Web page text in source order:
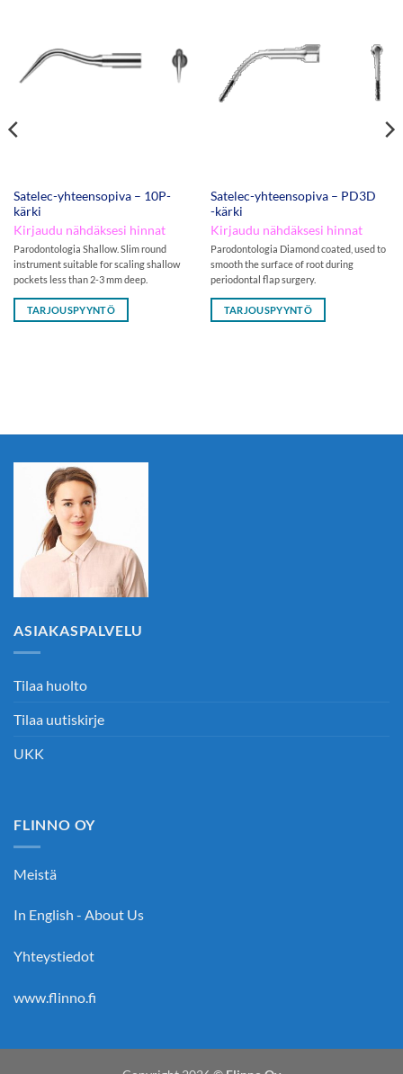
Satelec-yhteensopiva – 10P-
kärki
Kirjaudu nähdäksesi hinnat
Parodontologia Shallow. Slim round
instrument suitable for scaling shallow
pockets less than 2-3 mm deep.
TARJOUSPYYNTÖ
Satelec-yhteensopiva – PD3D
-kärki
Kirjaudu nähdäksesi hinnat
Parodontologia Diamond coated, used to
smooth the surface of root during
periodontal flap surgery.
TARJOUSPYYNTÖ
ASIAKASPALVELU
Tilaa huolto
Tilaa uutiskirje
UKK
FLINNO OY
Meistä
In English - About Us
Yhteystiedot
www.flinno.fi